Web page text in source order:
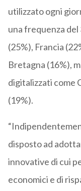
utilizzato ogni
una frequenza del
(25%), Francia
Bretagna (16%),
digitalizzati come
(19%).
disposto ad
innovative di cui
economici e di